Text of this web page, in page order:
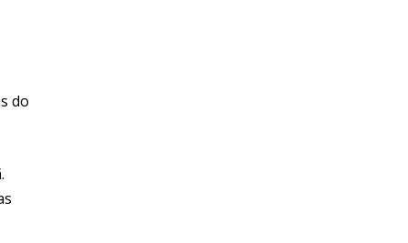
do